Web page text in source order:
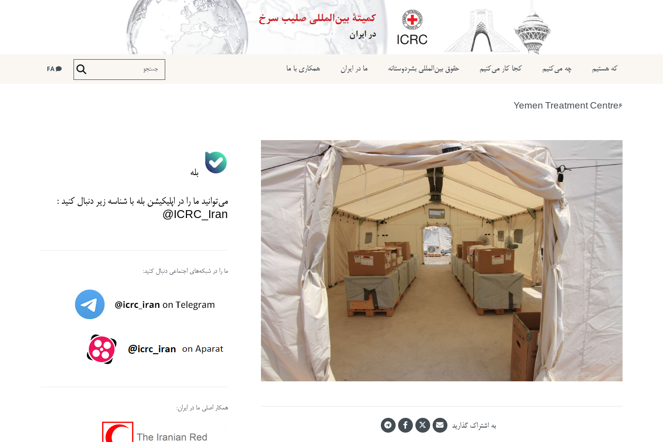
که هستیم چه می‌کنیم کجا کار می‌کنیم حقوق بین‌المللی بشردوستانه ما در ایران همکاری با ما
Yemen Treatment Centre6
به اشتراک گذارید
بله
می‌توانید ما را در اپلیکیشن بله با شناسه زیردنبال کنید :
ICRC_Iran@
ما را در شبکه‌های اجتماعی دنبال کنید:
همکار اصلی ما در ایران: